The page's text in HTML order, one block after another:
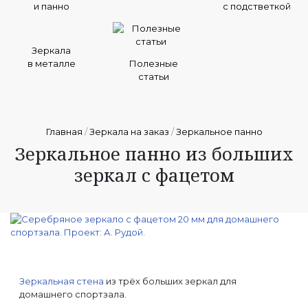
и панно
с подстветкой
Зеркала
в металле
Полезные
статьи
Главная /Зеркала на заказ /Зеркальное панно
Зеркальное панно из больших
зеркал с фацетом
Зеркальная стена из трёх больших зеркал для
домашнего спортзала.